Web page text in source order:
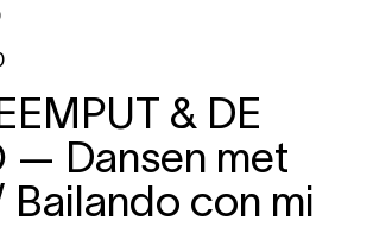
& DE
— Dansen met
Bailando con mi